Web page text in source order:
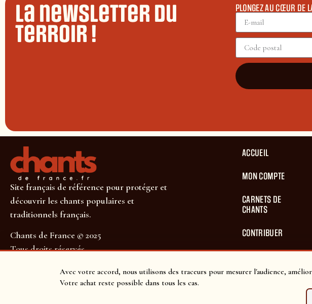
Avec votre accord, nous utilisons des traceurs pour mesurer l'audience,
Votre achat reste possible dans tous les cas.
La newsletter du
terroir !
PLONGEZ AU CŒUR DE
Site français de référence pour protéger et
découvrir les chants populaires et
traditionnels français.
Chants de France © 2025
Tous droits réservés
SUIVEZ-NOUS POUR NE RIEN MANQUER !
ACCUEIL
MON COMPTE
CARNETS DE
CHANTS
CONTRIBUER